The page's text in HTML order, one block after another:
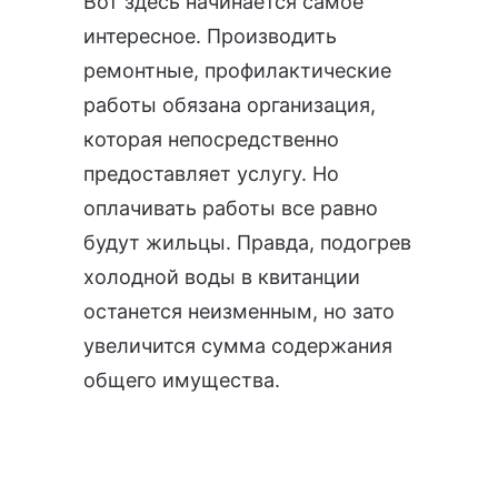
интересное. Производить
ремонтные, профилактические
работы обязана организация,
которая непосредственно
предоставляет услугу. Но
оплачивать работы все равно
будут жильцы. Правда, подогрев
холодной воды в квитанции
останется неизменным, но зато
увеличится сумма содержания
общего имущества.